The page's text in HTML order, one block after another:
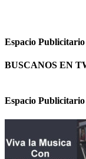
Espacio Publicitario
BUSCANOS EN
Espacio Publicitario